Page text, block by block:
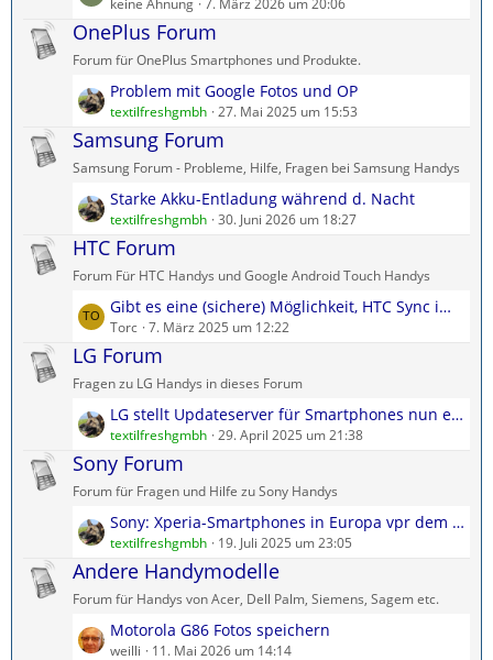
g
e
B
e
i
r
ä
g
e
e
t
t
e
B
e
i
r
ä
g
e
keine Ahnung 7. März 2026 um 20:06
OnePlus Forum
Forum für OnePlus Smartphones und Produkte.
L
e
t
t
e
B
e
i
r
ä
g
e
Problem mit Google Fotos und OP
textilfreshgmbh 27. Mai 2025 um 15:53
Samsung Forum
Samsung Forum - Probleme, Hilfe, Fragen bei Samsung Handys
L
e
t
t
e
B
e
i
r
ä
g
e
Starke Akku-Entladung während d. Nacht
textilfreshgmbh 30. Juni 2026 um 18:27
HTC Forum
Forum Für HTC Handys und Google Android Touch Handys
L
e
t
e
B
e
i
r
ä
g
e
Gibt es eine (sichere) Möglichkeit, HTC Sync im Jahr 2024 herunterzuladen?
Torc 7. März 2025 um 12:22
LG Forum
Fragen zu LG Handys in dieses Forum
L
e
t
t
e
B
e
i
r
LG stellt Updateserver für Smartphones nun endgültig ein.
textilfreshgmbh 29. April 2025 um 21:38
Sony Forum
Forum für Fragen und Hilfe zu Sony Handys
L
e
t
t
e
B
Sony: Xperia-Smartphones in Europa vpr dem Aus?
textilfreshgmbh 19. Juli 2025 um 23:05
Andere Handymodelle
Forum für Handys von Acer, Dell Palm, Siemens, Sagem etc.
L
e
Motorola G86 Fotos speichern
weilli 11. Mai 2026 um 14:14